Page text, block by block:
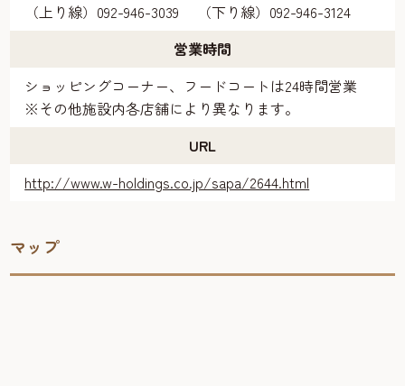
（上り線）092-946-3039 （下り線）092-946-3124
営業時間
ショッピングコーナー、フードコートは24時間営業
※その他施設内各店舗により異なります。
URL
http://www.w-holdings.co.jp/sapa/2644.html
マップ